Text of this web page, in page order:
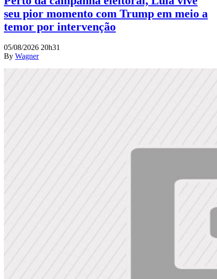
seu pior momento com Trump em meio a
temor por intervenção
05/08/2026 20h31
By Wagner